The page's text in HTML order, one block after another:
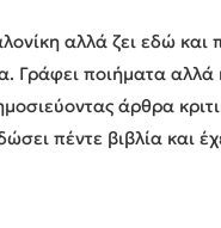
αλλά ζει εδώ και
Γράφει ποιήματα
άρθρα
πέντε βιβλία και